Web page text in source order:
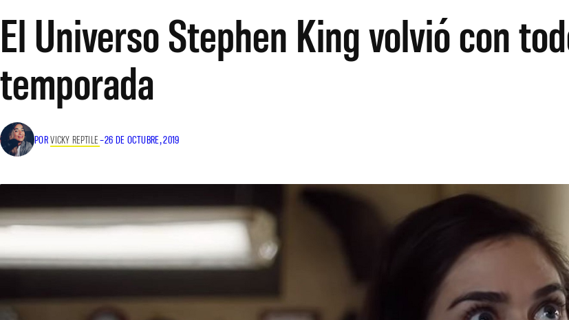
El Universo Stephen King volvió con
temporada
PORVICKY REPTILE–26 DE OCTUBRE, 2019